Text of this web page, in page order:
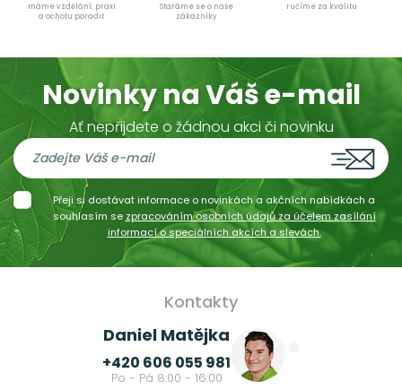
máme vzdělání, praxi
a ochotu poradit
Staráme se o naše
zákazníky
ručíme za kvalitu
Novinky na Váš e-mail
Ať nepřijdete o žádnou akci či novinku
Přeji si dostávat informace o novinkách a akčních nabídkách a
souhlasím se zpracováním osobních údajů za účelem zasílání
informací o speciálních akcích a slevách.
Kontakty
Daniel Matějka
+420 606 055 981
Po - Pá 8:00 - 16:00